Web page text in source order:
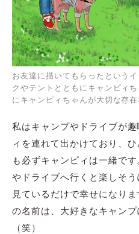
お友達に描いてもらったという
クやテントとともにキャンピィ
にキャンピィちゃんが大切な存
私はキャンプやドライブが
ィを連れて出かけており、
も必ずキャンピィは一緒で
やドライブへ行くと楽しそ
見ているだけで幸せになり
の名前は、大好きなキャン
（笑）